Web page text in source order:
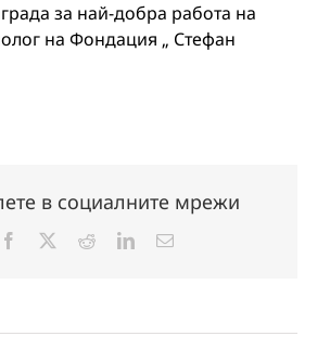
за най-добра работа на
на Фондация „ Стефан
в социалните мрежи
Facebook RedditLinkedInЕлектронна